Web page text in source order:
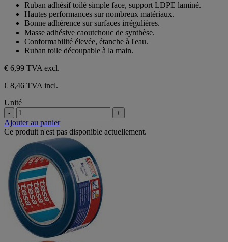
étoiles.
Ruban adhésif toilé simple face, support LDPE laminé.
Hautes performances sur nombreux matériaux.
Bonne adhérence sur surfaces irrégulières.
Masse adhésive caoutchouc de synthèse.
Conformabilité élevée, étanche à l'eau.
Ruban toile découpable à la main.
€ 6,99 TVA excl.
€ 8,46 TVA incl.
Unité
- +
Ajouter au panier
Ce produit n'est pas disponible actuellement.